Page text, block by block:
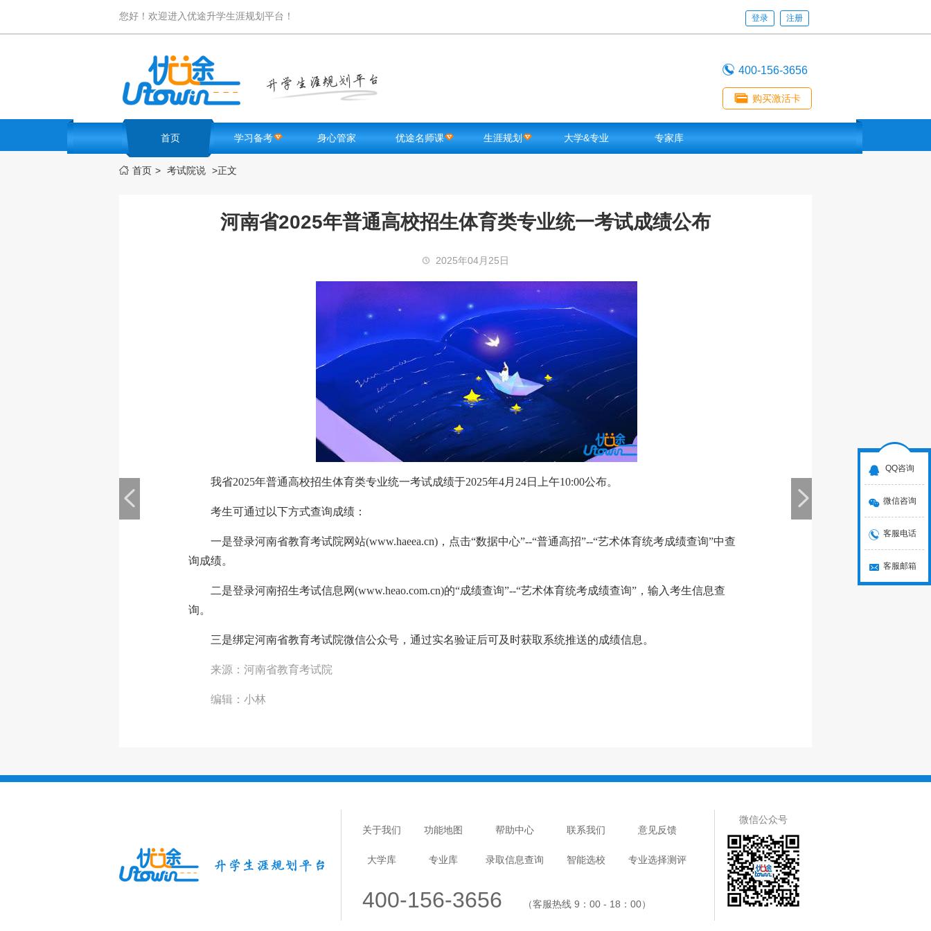
您好！欢迎进入优途升学生涯规划平台！ 登录 注册
 400-156-3656
 购买激活卡
首页 学习备考
名校卷库
高考难题解析
身心管家
励志激励
健康锻炼
优途名师课 生涯规划
升学途径指南
大学&专业
章程库
海外院校库
专家库
 首页 > 考试院说 >正文
QQ咨询
微信咨询
客服电话
客服邮箱
河南省2025年普通高校招生体育类专业统一考试成绩公布
2025年04月25日
我省2025年普通高校招生体育类专业统一考试成绩于2025年4月24日上午10:00公布。
考生可通过以下方式查询成绩：
一是登录河南省教育考试院网站(www.haeea.cn)，点击“数据中心”--“普通高招”--“艺术体育统考成绩查询”中查
询成绩。
二是登录河南招生考试信息网(www.heao.com.cn)的“成绩查询”--“艺术体育统考成绩查询”，输入考生信息查
询。
三是绑定河南省教育考试院微信公众号，通过实名验证后可及时获取系统推送的成绩信息。
来源：河南省教育考试院
编辑：小林
关于我们
大学库
功能地图
专业库
帮助中心
录取信息查询
联系我们
智能选校
意见反馈
专业选择测评
400-156-3656 （客服热线 9：00 - 18：00）
微信公众号